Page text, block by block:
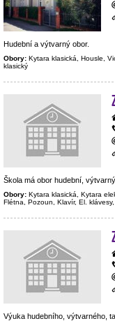
Hudební a výtvarný obor.
Obory: Kytara klasická, Housle,
klasický
Škola má obor hudební,
Obory: Kytara klasická, Kytara
Flétna, Pozoun, Klavír, El.
Výuka hudebního, výtvarného,